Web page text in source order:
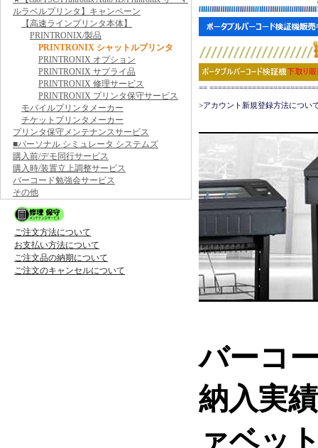
ルラベルプリンタ】キャンペーン
【高速ラインプリンタ本体】
PRINTRONIX/製品
PRINTRONIX シャットルプリンタ
PRINTRONIX オプション
PRINTRONIX サプライ品
PRINTRONIX 修理サービス
PRINTRONIX プリンタ保守サービス
モバイルプリンタメーカー
チケットプリンタメーカー
プリンタ保守メンテナンスサービス
■パーソナル シミュレータ システムズ
購入前/デモ同行サービス
購入時/装置立上調整サービス
バーコード勉強会サービス
その他
ご注文方法について
お支払い方法について
ご注文品の納期について
ご注文のキャンセルについて
==
>アカウント新規登録方法につい
バーコ
納入実
ァベッ